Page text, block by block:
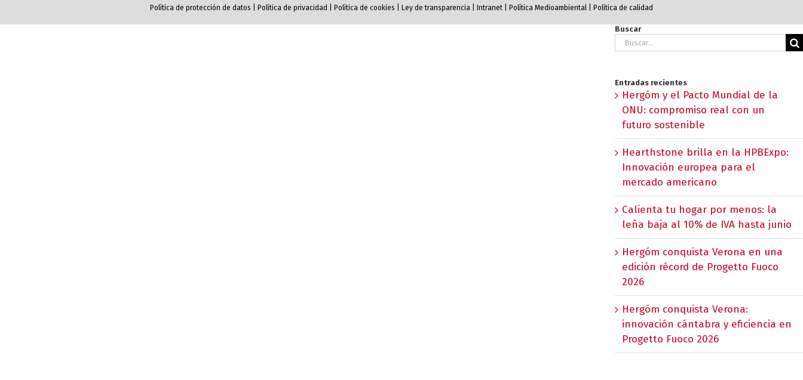
Política de protección de datos Política de privacidad Política de cookies Ley de transparencia Intranet Política Medioambiental Política de calidad
Buscar
Buscar:
Entradas recientes
Hergóm y el Pacto Mundial de la
ONU: compromiso real con un
futuro sostenible
Hearthstone brilla en la HPBExpo:
Innovación europea para el
mercado americano
Calienta tu hogar por menos: la
leña baja al 10% de IVA hasta junio
Hergóm conquista Verona en una
edición récord de Progetto Fuoco
2026
Hergóm conquista Verona:
innovación cántabra y eficiencia en
Progetto Fuoco 2026